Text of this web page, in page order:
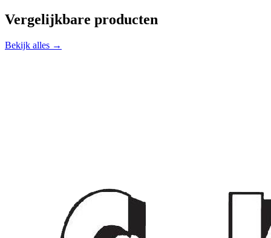
Vergelijkbare producten
Bekijk alles →